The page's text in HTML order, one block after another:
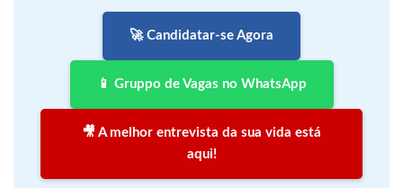
🚀 Candidatar-se Agora
📱 Gruppo de Vagas no WhatsApp
🎥 A melhor entrevista da sua vida está
aqui!